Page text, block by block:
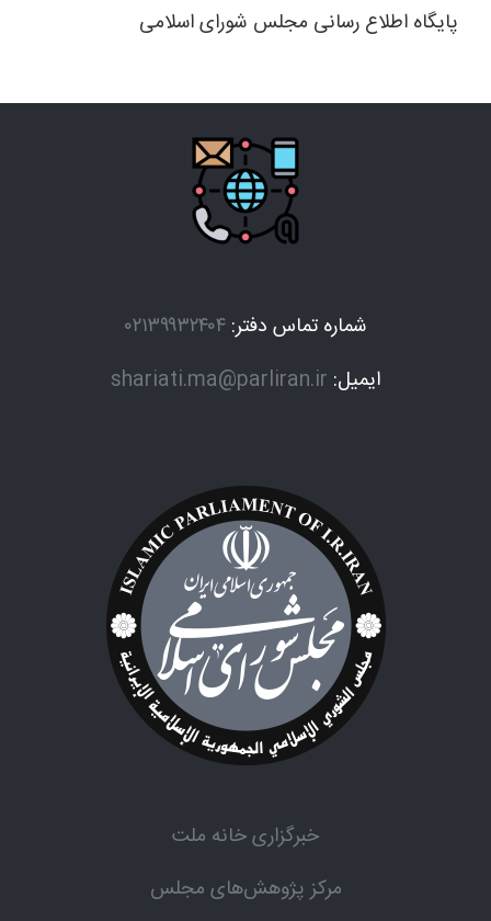
پایگاه اطلاع رسانی مجلس شورای اسلامی
شماره تماس دفتر: ۰۲۱۳۹۹۳۲۴۰۴
ایمیل: shariati.ma@parliran.ir
خبرگزاری خانه ملت
مرکز پژوهش‌های مجلس